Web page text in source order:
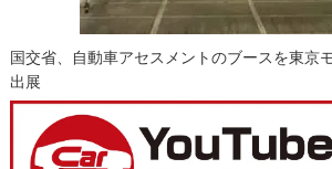
国交省、自動車アセスメントのブースを東京
出展